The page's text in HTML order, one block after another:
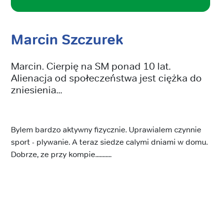
Marcin Szczurek
Marcin. Cierpię na SM ponad 10 lat.
Alienacja od społeczeństwa jest ciężka do
zniesienia...
Bylem bardzo aktywny fizycznie. Uprawialem czynnie
sport - plywanie. A teraz siedze calymi dniami w domu.
Dobrze, ze przy kompie...........